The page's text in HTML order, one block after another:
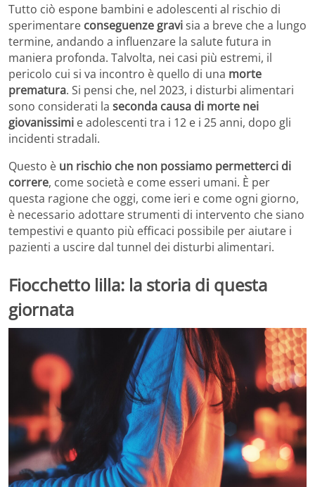
Tutto ciò espone bambini e adolescenti al rischio di
sperimentare conseguenze gravisia a breve che a lungo
termine, andando a influenzare la salute futura in
maniera profonda. Talvolta, nei casi più estremi, il
pericolo cui si va incontro è quello di una morte
prematura. Si pensi che, nel 2023, i disturbi alimentari
sono considerati la seconda causa di morte nei
giovanissimi e adolescenti tra i 12 e i 25 anni, dopo gli
incidenti stradali.
Questo è un rischio che non possiamo permetterci di
correre, come società e come esseri umani. È per
questa ragione che oggi, come ieri e come ogni giorno,
è necessario adottare strumenti di intervento che siano
tempestivi e quanto più efficaci possibile per aiutare i
pazienti a uscire dal tunnel dei disturbi alimentari.
Fiocchetto lilla: la storia di questa
giornata